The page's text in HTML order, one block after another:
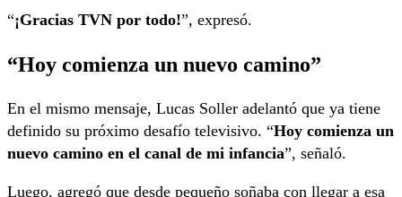
“¡Gracias TVN por todo!”, expresó.
“Hoy comienza un nuevo camino”
En el mismo mensaje, Lucas Soller adelantó que ya tiene
definido su próximo desafío televisivo. “Hoy comienza un
nuevo camino en el canal de mi infancia”, señaló.
Luego, agregó que desde pequeño soñaba con llegar a esa